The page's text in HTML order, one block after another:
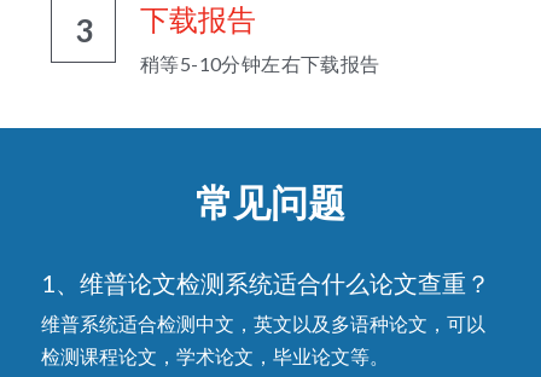
3 下载报告
稍等5-10分钟左右下载报告
常见问题
1、维普论文检测系统适合什么论文查重？
维普系统适合检测中文，英文以及多语种论文，可以
检测课程论文，学术论文，毕业论文等。